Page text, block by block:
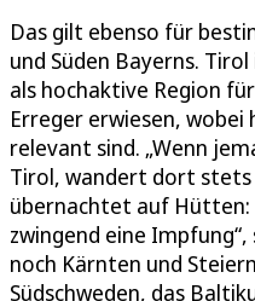
Das gilt ebenso für
und Süden Bayerns.
als hochaktive Region
Erreger erwiesen, wobei
relevant sind. „Wenn
Tirol, wandert dort
übernachtet auf
zwingend eine
noch Kärnten und
Südschweden, das